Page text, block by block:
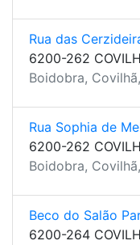
Rua das
6200-262
Boidobra,
Rua Sophia de
6200-262
Boidobra,
Beco do Salão
6200-264